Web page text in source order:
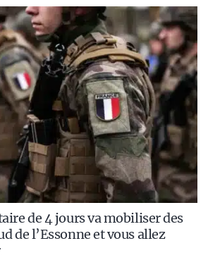
de 4 jours va mobiliser des
de l’Essonne et vous allez